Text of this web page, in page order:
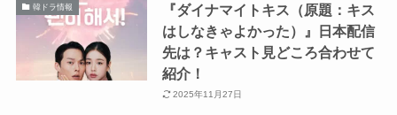
韓ドラ情報
『ダイナマイトキス（原題：キス
はしなきゃよかった）』日本配信
先は？キャスト見どころ合わせて
紹介！
2025年11月27日